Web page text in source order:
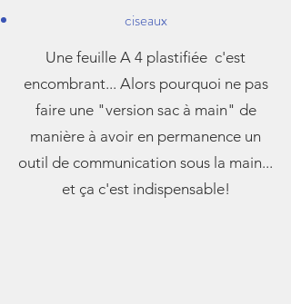
ciseaux
Une feuille A 4 plastifiée c'est
encombrant... Alors pourquoi ne pas
faire une "version sac à main" de
manière à avoir en permanence un
outil de communication sous la main...
et ça c'est indispensable!